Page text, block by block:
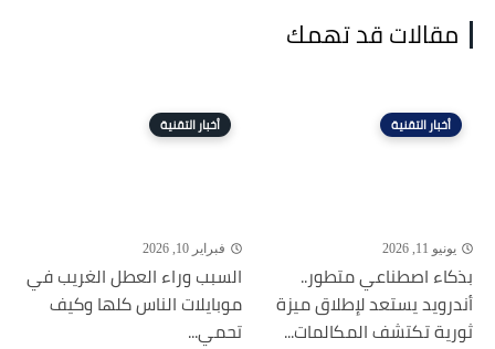
مقالات قد تهمك
أخبار التقنية
يونيو 11, 2026
بذكاء اصطناعي متطور..
أندرويد يستعد لإطلاق ميزة
ثورية تكتشف المكالمات...
أخبار التقنية
فبراير 10, 2026
السبب وراء العطل الغريب في
موبايلات الناس كلها وكيف
تحمي...